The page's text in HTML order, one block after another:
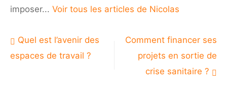
imposer... Voir tous les articles de Nicolas
Navigation
de
Quel est l’avenir des
espaces de travail ?
Comment financer ses
projets en sortie de
crise sanitaire ?